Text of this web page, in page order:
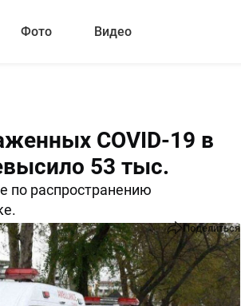
Фото Видео
COVID-19 в
53 тыс.
по распространению
Поделиться